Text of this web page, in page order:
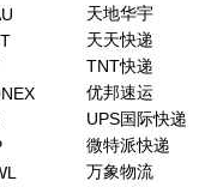
天地华宇
天天快递
TNT快递
优邦速运
UPS国际快递
微特派快递
万象物流